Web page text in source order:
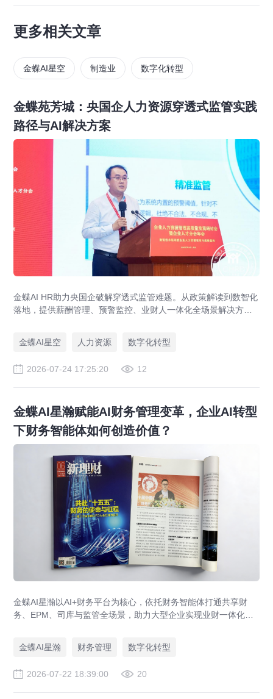
更多相关文章
金蝶AI星空 制造业 数字化转型
金蝶苑芳城：央国企人力资源穿透式监管实践
路径与AI解决方案
金蝶AI HR助力央国企破解穿透式监管难题。从政策解读到数智化
落地，提供薪酬管理、预警监控、业财人一体化全场景解决方
金蝶AI星空
人力资源 数字化转型
2026-07-24 17:25:20 12
金蝶AI星瀚赋能AI财务管理变革，企业AI转型
下财务智能体如何创造价值？
金蝶AI星瀚以AI+财务平台为核心，依托财务智能体打通共享财
务、EPM、司库与监管全场景，助力大型企业实现业财一体化与
局、华为、通威等领先企业的共同选择。
金蝶AI星瀚 财务管理 数字化转型
2026-07-22 18:39:00 20